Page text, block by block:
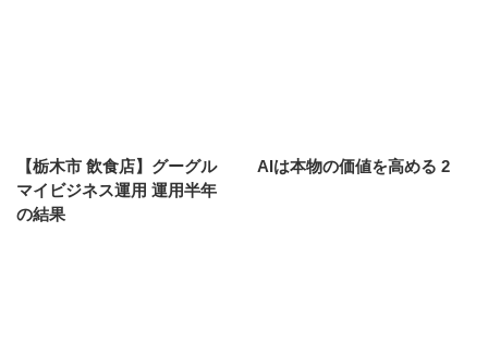
【栃木市 飲食店】グーグル
マイビジネス運用 運用半年
の結果
AIは本物の価値を高める 2